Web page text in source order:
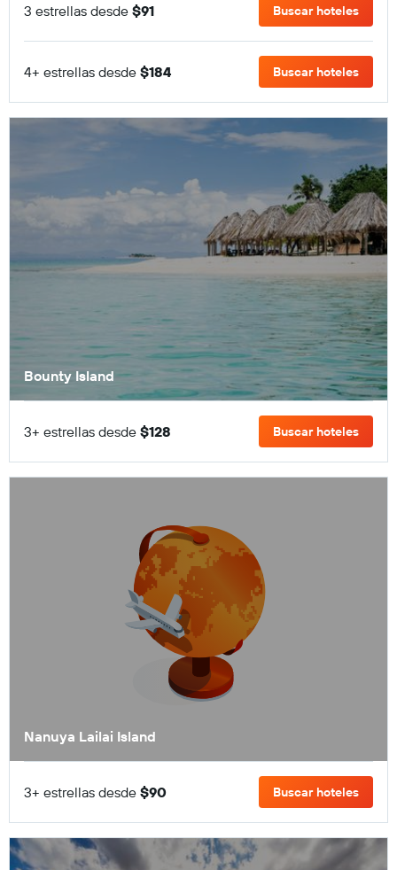
3 estrellas desde $91 Buscar hoteles
4+ estrellas desde $184 Buscar hoteles
Bounty Island
3+ estrellas desde $128 Buscar hoteles
Nanuya Lailai Island
3+ estrellas desde $90 Buscar hoteles